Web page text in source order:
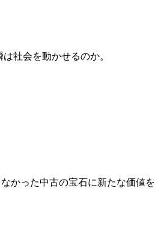
は社会を動かせるのか。
った中古の宝石に新たな価値